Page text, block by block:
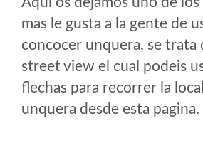
mas le gusta a la gente de
concocer unquera, se trata
street view el cual podeis
flechas para recorrer la
unquera desde esta pagina.